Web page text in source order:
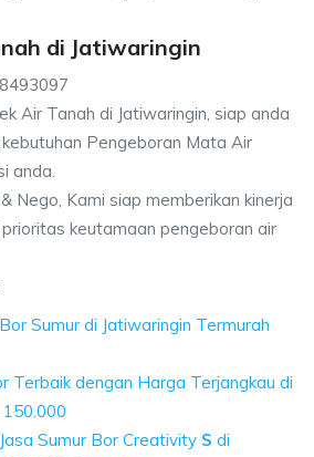
di Jatiwaringin
Air Tanah di Jatiwaringin, siap anda
Pengeboran Mata Air
anda.
Nego, Kami siap memberikan kinerja
keutamaan pengeboran air
Sumur di Jatiwaringin Termurah
Terbaik dengan Harga Terjangkau di
150.000
Sumur Bor Creativity S di